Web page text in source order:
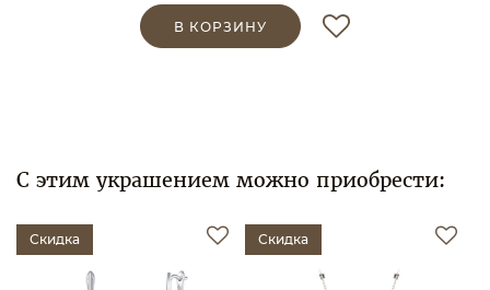
В КОРЗИНУ
С этим украшением можно приобрести:
Скидка Скидка